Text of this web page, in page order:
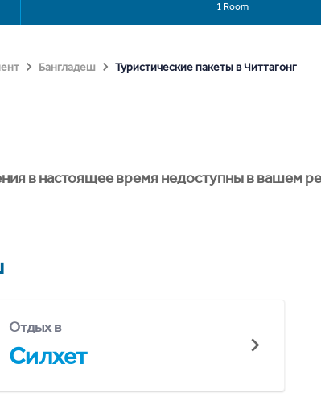
1 Room
Бангладеш Туристические пакеты в Читтагонг
в настоящее время недоступны в вашем
Отдых в
Силхет